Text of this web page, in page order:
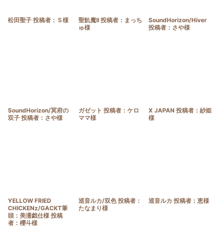
松田聖子 投稿者：Ｓ様
聖飢魔II 投稿者：まっち
ゅ様
SoundHorizon/Hiver
投稿者：さや様
SoundHorizon/冥府の
双子 投稿者：さや様
ガゼット 投稿者：ケロ
ママ様
X JAPAN 投稿者：紗姫
様
YELLOW FRIED
CHICKENz/GACKT筆
頭：美濡戯仕様 投稿
者：櫻斗様
巡音ルカ/双色 投稿者：
たなまり様
巡音ルカ 投稿者：恵様